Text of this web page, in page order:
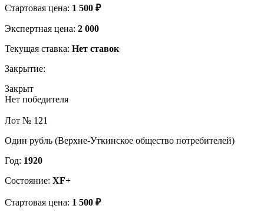
Стартовая цена: 1 500 ₽
Экспертная цена: 2 000
Текущая ставка: Нет ставок
Закрытие:
Закрыт
Нет победителя
Лот № 121
Один рубль (Верхне-Уткинское общество потребителей)
Год: 1920
Состояние: XF+
Стартовая цена: 1 500 ₽